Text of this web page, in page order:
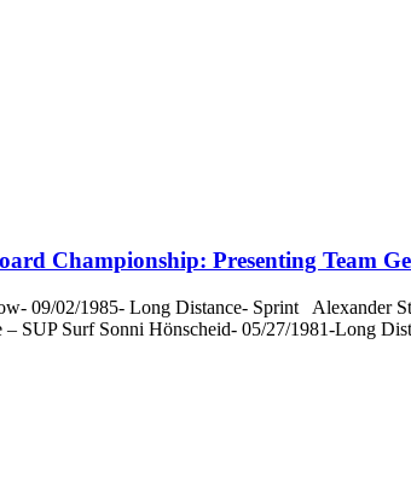
Championship: Presenting Team
09/02/1985- Long Distance- Sprint Alexander
SUP Surf Sonni Hönscheid- 05/27/1981-Long